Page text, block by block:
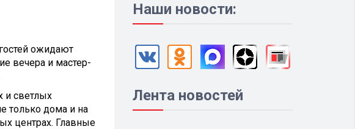
ожидают
вечера и мастер-
и светлых
только дома и на
центрах. Главные
Наши новости:
Лента новостей